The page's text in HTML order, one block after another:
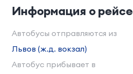
Информация о рейсе
Автобусы отправляются из
Львов (ж.д. вокзал)
Автобус прибывает в